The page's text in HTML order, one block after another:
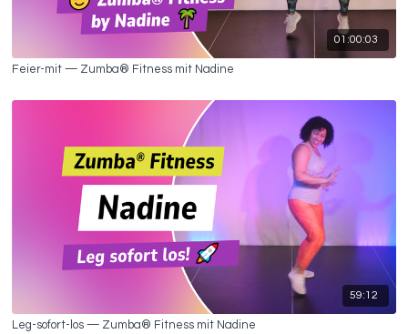
01:00:03
Feier-mit — Zumba® Fitness mit Nadine
59:12
Leg-sofort-los — Zumba® Fitness mit Nadine